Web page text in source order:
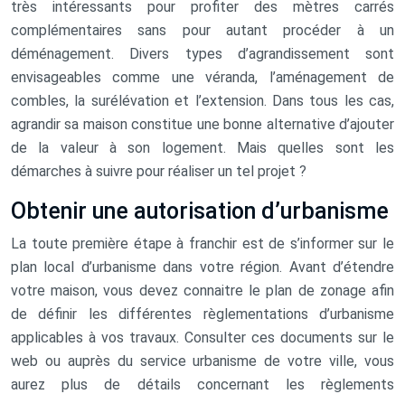
très intéressants pour profiter des mètres carrés
complémentaires sans pour autant procéder à un
déménagement. Divers types d’agrandissement sont
envisageables comme une véranda, l’aménagement de
combles, la surélévation et l’extension. Dans tous les cas,
agrandir sa maison constitue une bonne alternative d’ajouter
de la valeur à son logement. Mais quelles sont les
démarches à suivre pour réaliser un tel projet ?
Obtenir une autorisation d’urbanisme
La toute première étape à franchir est de s’informer sur le
plan local d’urbanisme dans votre région. Avant d’étendre
votre maison, vous devez connaitre le plan de zonage afin
de définir les différentes règlementations d’urbanisme
applicables à vos travaux. Consulter ces documents sur le
web ou auprès du service urbanisme de votre ville, vous
aurez plus de détails concernant les règlements